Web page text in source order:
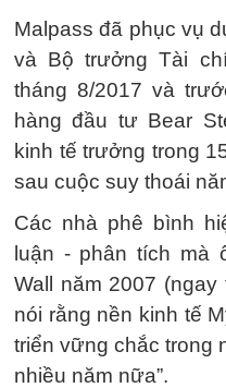
Malpass đã phục vụ
và Bộ trưởng Tài
tháng 8/2017 và
hàng đầu tư Bear
kinh tế trưởng trong
sau cuộc suy thoái
Các nhà phê bình
luận - phân tích mà
Wall năm 2007
nói rằng nền kinh tế
triển vững chắc trong
nhiều năm nữa”.